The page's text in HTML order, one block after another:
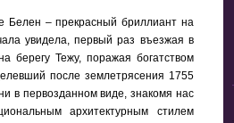
Белен – прекрасный бриллиант на
увидела, первый раз въезжая в
берегу Тежу, поражая богатством
после землетрясения 1755
в первозданном виде, знакомя нас
архитектурным стилем